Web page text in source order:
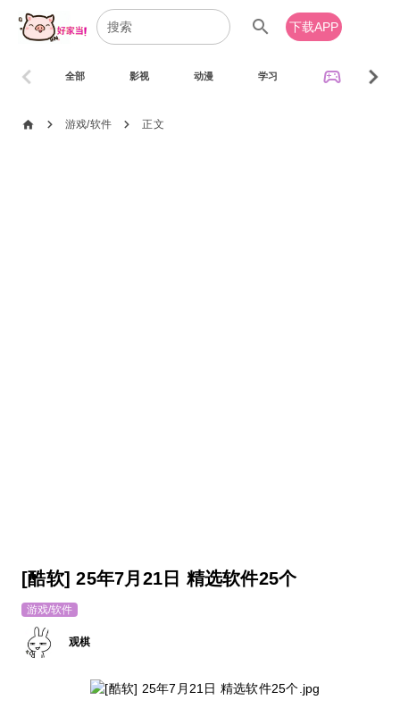
search 下载APP
全部 影视 动漫 学习 sports_esports
chevron_left chevron_right
home chevron_right 游戏/软件 chevron_right 正文
[酷软] 25年7月21日 精选软件25个
游戏/软件
观棋